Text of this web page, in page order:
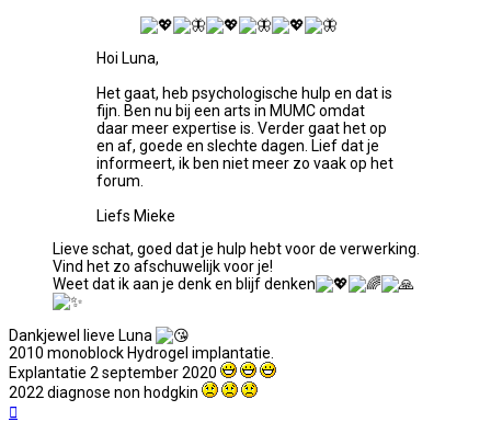
Hoi Luna,
Het gaat, heb psychologische hulp en dat is
fijn. Ben nu bij een arts in MUMC omdat
daar meer expertise is. Verder gaat het op
en af, goede en slechte dagen. Lief dat je
informeert, ik ben niet meer zo vaak op het
forum.
Liefs Mieke
Lieve schat, goed dat je hulp hebt voor de verwerking.
Vind het zo afschuwelijk voor je!
Weet dat ik aan je denk en blijf denken
Dankjewel lieve Luna
2010 monoblock Hydrogel implantatie.
Explantatie 2 september 2020
2022 diagnose non hodgkin